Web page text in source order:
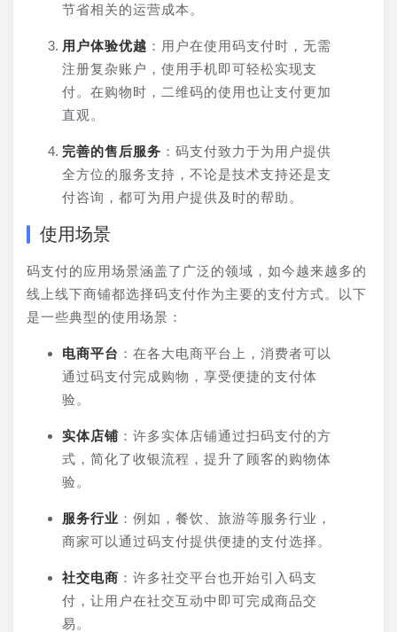
节省相关的运营成本。
用户体验优越 ：用户在使用码支付时，无需
注册复杂账户，使用手机即可轻松实现支
付。在购物时，二维码的使用也让支付更加
直观。
完善的售后服务 ：码支付致力于为用户提供
全方位的服务支持，不论是技术支持还是支
付咨询，都可为用户提供及时的帮助。
使用场景
码支付的应用场景涵盖了广泛的领域，如今越来越多的
线上线下商铺都选择码支付作为主要的支付方式。以下
是一些典型的使用场景：
电商平台 ：在各大电商平台上，消费者可以
通过码支付完成购物，享受便捷的支付体
验。
实体店铺 ：许多实体店铺通过扫码支付的方
式，简化了收银流程，提升了顾客的购物体
验。
服务行业 ：例如，餐饮、旅游等服务行业，
商家可以通过码支付提供便捷的支付选择。
社交电商 ：许多社交平台也开始引入码支
付，让用户在社交互动中即可完成商品交
易。